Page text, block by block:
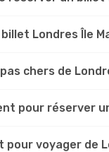
Londres Île
chers de
pour réserver
pour voyager de